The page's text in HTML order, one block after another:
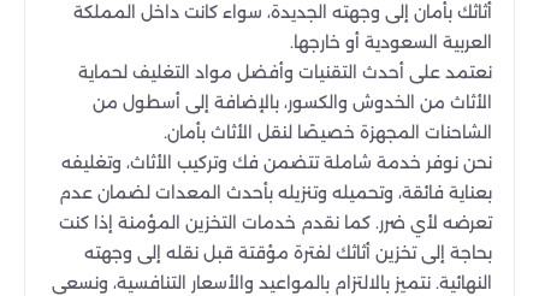
أثاثك بأمان إلى وجهته الجديدة، سواء كانت داخل المملكة
العربية السعودية أو خارجها.
نعتمد على أحدث التقنيات وأفضل مواد التغليف لحماية
الأثاث من الخدوش والكسور، بالإضافة إلى أسطول من
الشاحنات المجهزة خصيصًا لنقل الأثاث بأمان.
نحن نوفر خدمة شاملة تتضمن فك وتركيب الأثاث، وتغليفه
بعناية فائقة، وتحميله وتنزيله بأحدث المعدات لضمان عدم
تعرضه لأي ضرر. كما نقدم خدمات التخزين المؤمنة إذا كنت
بحاجة إلى تخزين أثاثك لفترة مؤقتة قبل نقله إلى وجهته
النهائية. نتميز بالالتزام بالمواعيد والأسعار التنافسية، ونسعى